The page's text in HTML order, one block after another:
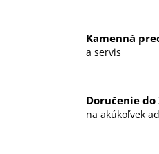
Kamenná
a servis
Doručenie do
na akúkoľvek